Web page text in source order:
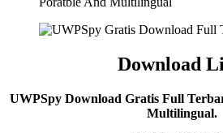
Download
UWPSpy Download Gratis Full
Multilingual.